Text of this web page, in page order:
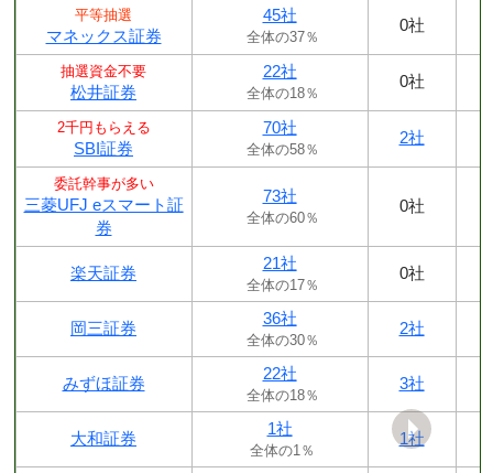
平等抽選
マネックス証券
45社
全体の37％
0社
抽選資金不要
松井証券
22社
全体の18％
0社
2千円もらえる
SBI証券
70社
全体の58％
2社
委託幹事が多い
三菱UFJ eスマート証
券
73社
全体の60％
0社
楽天証券
21社
全体の17％
0社
岡三証券
36社
全体の30％
2社
みずほ証券
22社
全体の18％
3社
大和証券
1社
全体の1％
1社